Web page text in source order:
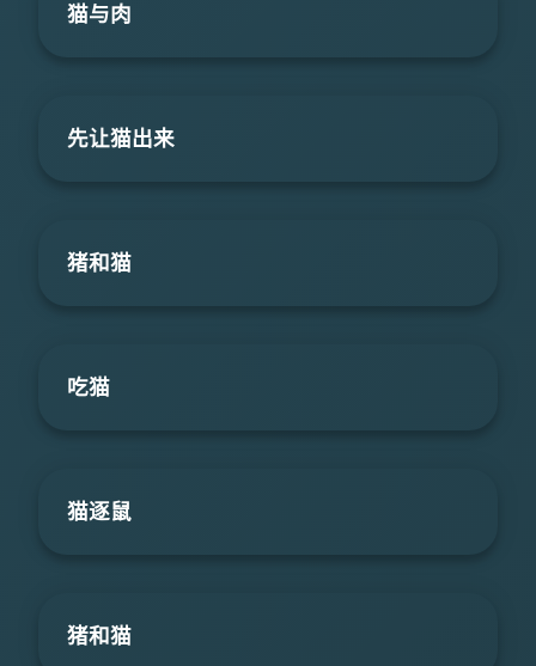
猫与肉
先让猫出来
猪和猫
吃猫
猫逐鼠
猪和猫